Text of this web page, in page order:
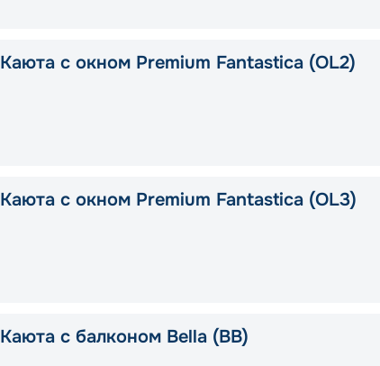
Каюта с окном Premium Fantastica (OL2)
Каюта с окном Premium Fantastica (OL3)
Каюта с балконом Bella (BB)